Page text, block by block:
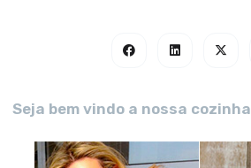
Seja bem vindo a nossa cozinha